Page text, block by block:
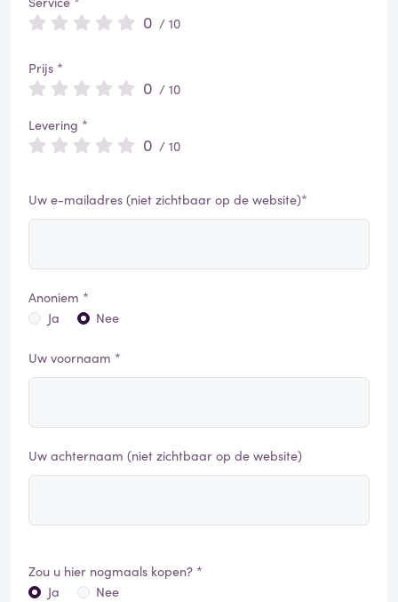
0 / 10
Prijs *
0 / 10
Levering *
0 / 10
Uw e-mailadres (niet zichtbaar op de website)*
Anoniem *
Ja
Nee
Uw voornaam *
Uw achternaam (niet zichtbaar op de website)
Zou u hier nogmaals kopen? *
Ja
Nee